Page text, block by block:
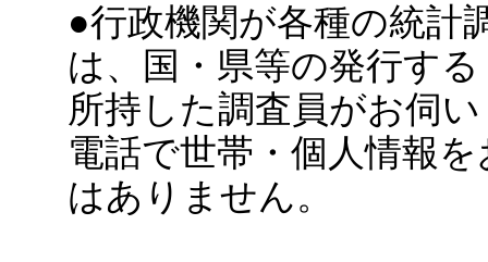
●行政機関が各種の統計
は、国・県等の発行す
所持した調査員がお伺
電話で世帯・個人情報
はありません。